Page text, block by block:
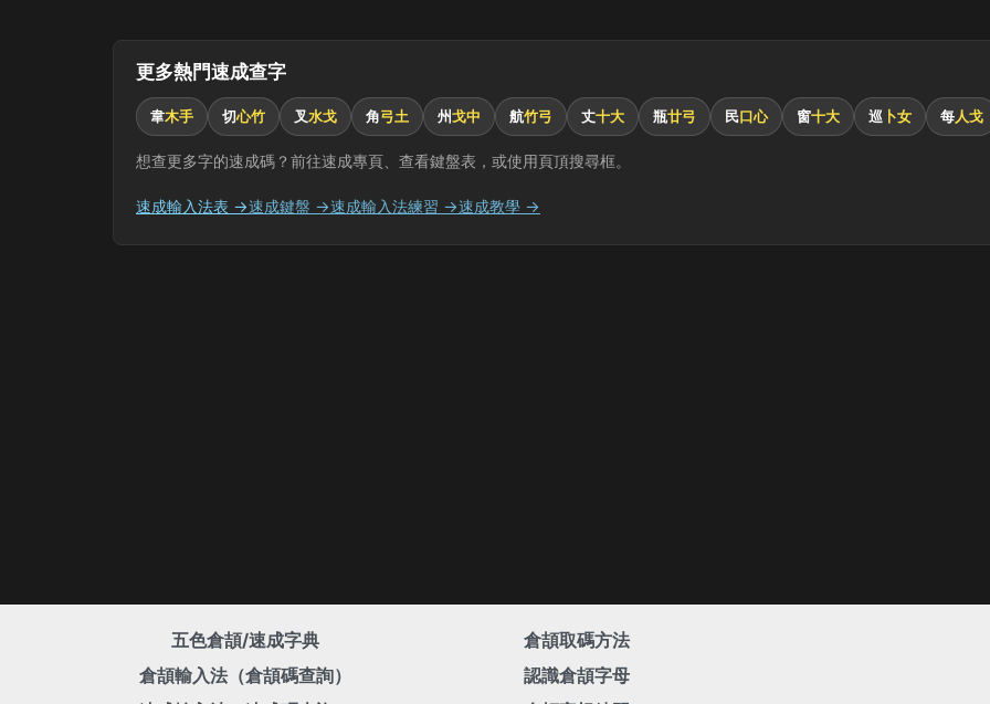
更多熱門速成查字
韋木手 切心竹 叉水戈 角弓土 州戈中 航竹弓 丈十大 瓶廿弓 民口心 窗十大 巡 卜女 每人戈
想查更多字的速成碼？前往速成專頁、查看鍵盤表，或使用頁頂搜尋框。
速成輸入法表 →速成鍵盤 →速成輸入法練習 →速成教學 →
五色倉頡/速成字典
倉頡輸入法（倉頡碼查詢）
倉頡取碼方法
認識倉頡字母